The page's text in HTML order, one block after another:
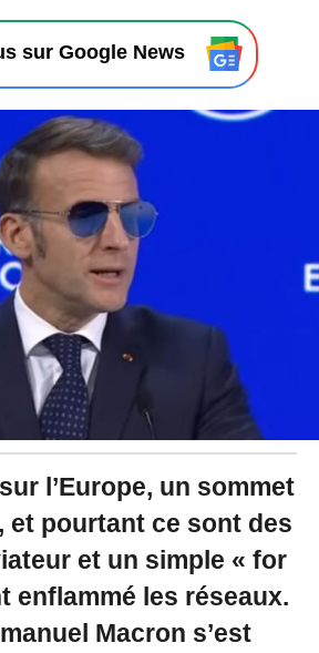
2
4
/
0
:
sur Google News
l’Europe, un sommet
et pourtant ce sont des
et un simple « for
enflammé les réseaux.
Macron s’est